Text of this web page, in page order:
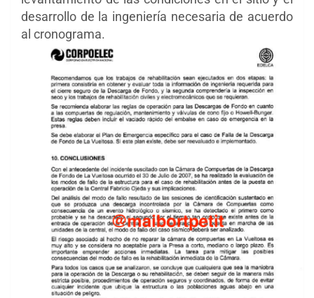
desarrollo de la ingeniería necesaria de acuerdo
al cronograma.